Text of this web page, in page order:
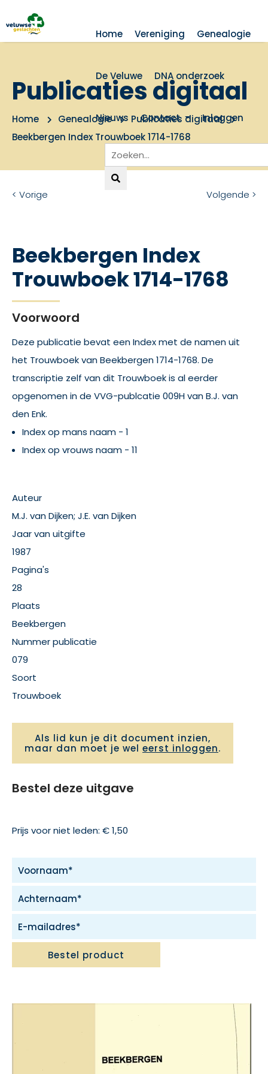
Home Vereniging Genealogie
De Veluwe DNA onderzoek
Nieuws Contact Inloggen
Publicaties digitaal
Home Genealogie
Publicaties digitaal
Beekbergen Index Trouwboek 1714-1768
< Vorige Volgende >
Beekbergen Index
Trouwboek 1714-1768
Voorwoord
Deze publicatie bevat een Index met de namen uit
het Trouwboek van Beekbergen 1714-1768. De
transcriptie zelf van dit Trouwboek is al eerder
opgenomen in de VVG-publcatie 009H van B.J. van
den Enk.
Index op mans naam - 1
Index op vrouws naam - 11
Auteur
M.J. van Dijken; J.E. van Dijken
Jaar van uitgifte
1987
Pagina's
28
Plaats
Beekbergen
Nummer publicatie
079
Soort
Trouwboek
Als lid kun je dit document inzien,
maar dan moet je wel eerst inloggen.
Bestel deze uitgave
Prijs voor niet leden: € 1,50
Bestel product